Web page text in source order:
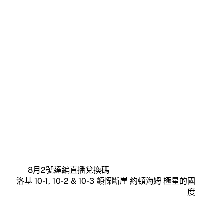
8月2號達編直播兌換碼
洛基 10-1, 10-2 & 10-3 顫慄斷崖 約頓海姆 極星的國
度